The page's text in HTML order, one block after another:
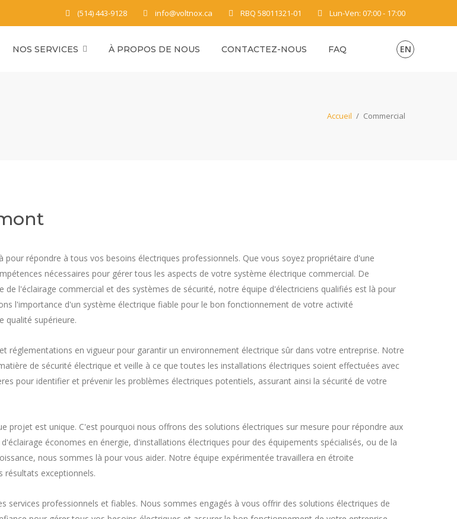
(514) 443-9128 info@voltnox.ca RBQ 58011321-01 Lun-Ven: 07:00 - 17:00
NOS SERVICES À PROPOS DE NOUS CONTACTEZ-NOUS FAQ EN
Accueil / Commercial
répondre à tous vos besoins électriques professionnels. Que vous soyez propriétaire d'une
nécessaires pour gérer tous les aspects de votre système électrique commercial. De
l'éclairage commercial et des systèmes de sécurité, notre équipe d'électriciens qualifiés est là pour
l'importance d'un système électrique fiable pour le bon fonctionnement de votre activité
qualité supérieure.
en vigueur pour garantir un environnement électrique sûr dans votre entreprise. Notre
de sécurité électrique et veille à ce que toutes les installations électriques soient effectuées avec
pour identifier et prévenir les problèmes électriques potentiels, assurant ainsi la sécurité de votre
projet est unique. C'est pourquoi nous offrons des solutions électriques sur mesure pour répondre aux
économes en énergie, d'installations électriques pour des équipements spécialisés, ou de la
nous sommes là pour vous aider. Notre équipe expérimentée travaillera en étroite
résultats exceptionnels.
professionnels et fiables. Nous sommes engagés à vous offrir des solutions électriques de